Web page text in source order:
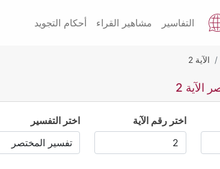
التفاسير مشاهير القراء أحكام التجويد
الآية 2
2
اختر رقم الآية اختر التفسير